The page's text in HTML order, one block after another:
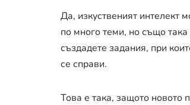
Да, изкуственият интелект
по много теми, но също
създадете задания, при
се справи.
Това е така, защото новото